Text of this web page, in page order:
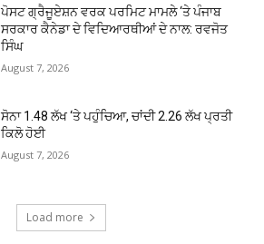
ਪੋਸਟ ਗ੍ਰੈਜੂਏਸ਼ਨ ਵਰਕ ਪਰਮਿਟ ਮਾਮਲੇ ‘ਤੇ ਪੰਜਾਬ
ਸਰਕਾਰ ਕੈਨੇਡਾ ਦੇ ਵਿਦਿਆਰਥੀਆਂ ਦੇ ਨਾਲ: ਰਵਜੋਤ
ਸਿੰਘ
August 7, 2026
ਸੋਨਾ ₹1.48 ਲੱਖ ‘ਤੇ ਪਹੁੰਚਿਆ, ਚਾਂਦੀ ₹2.26 ਲੱਖ ਪ੍ਰਤੀ
ਕਿਲੋ ਹੋਈ
August 7, 2026
Load more